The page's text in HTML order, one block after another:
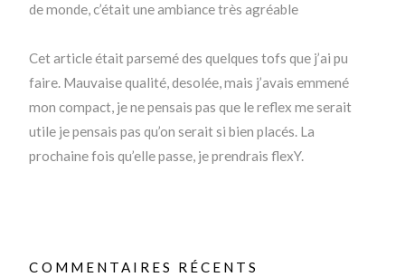
de monde, c’était une ambiance très agréable
Cet article était parsemé des quelques tofs que j’ai pu
faire. Mauvaise qualité, desolée, mais j’avais emmené
mon compact, je ne pensais pas que le reflex me serait
utile je pensais pas qu’on serait si bien placés. La
prochaine fois qu’elle passe, je prendrais flexY.
COMMENTAIRES RÉCENTS